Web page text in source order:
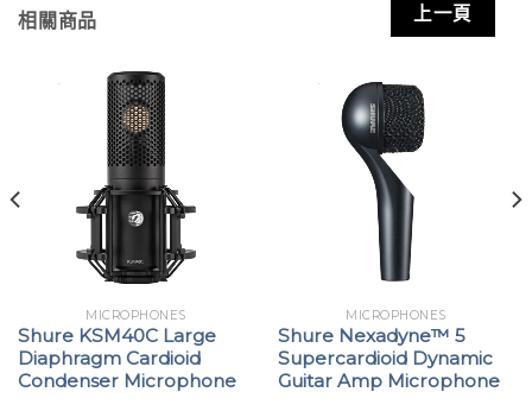
上一頁
相關商品
MICROPHONES
Shure KSM40C Large
Diaphragm Cardioid
Condenser Microphone
MICROPHONES
Shure Nexadyne™ 5
Supercardioid Dynamic
Guitar Amp Microphone